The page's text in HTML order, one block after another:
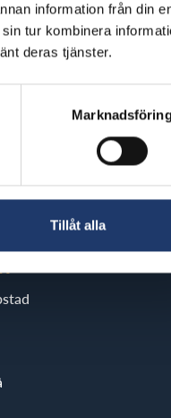
information från din
tur kombinera
deras tjänster.
Tillåt alla